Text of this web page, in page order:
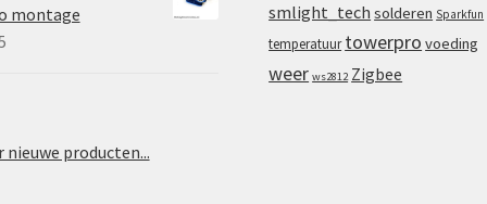
montage
nieuwe producten...
smlight_tech solderen Sparkfun
temperatuur towerpro voeding
weer ws2812 Zigbee